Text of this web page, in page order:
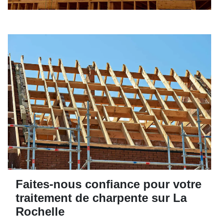
Faites-nous confiance pour votre
traitement de charpente sur La
Rochelle